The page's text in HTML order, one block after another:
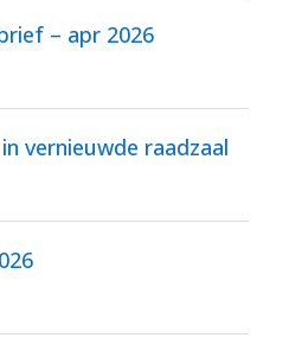
– apr 2026
vernieuwde raadzaal